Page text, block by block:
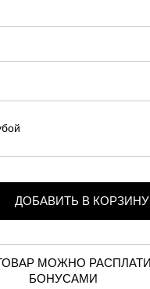
ДОБАВИТЬ В КОРЗИНУ
БОНУСАМИ